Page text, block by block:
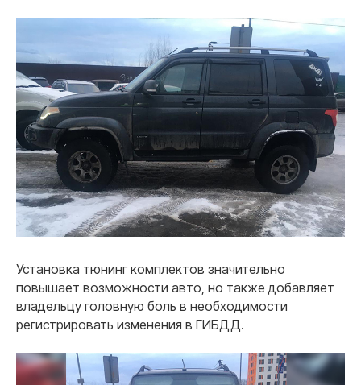
Установка тюнинг комплектов значительно
повышает возможности авто, но также добавляет
владельцу головную боль в необходимости
регистрировать изменения в ГИБДД.